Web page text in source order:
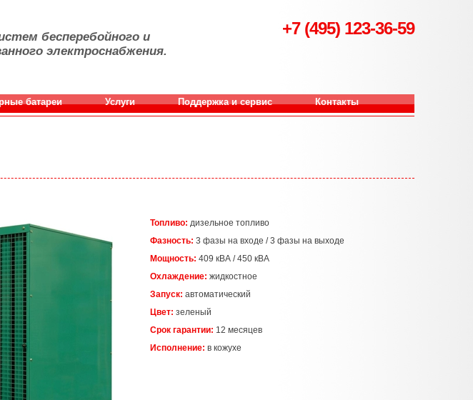
бесперебойного и
электроснабжения.
+7 (495) 123-36-59
батареи Услуги Поддержка и сервис Контакты
Топливо: дизельное топливо
Фазность: 3 фазы на входе / 3 фазы на выходе
Мощность: 409 кВА / 450 кВА
Охлаждение: жидкостное
Запуск: автоматический
Цвет: зеленый
Срок гарантии: 12 месяцев
Исполнение: в кожухе